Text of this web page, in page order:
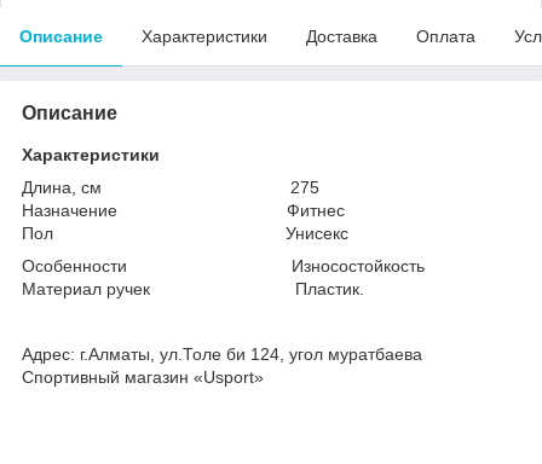
Описание Характеристики Доставка Оплата
Описание
Характеристики
Длина, см 275
Назначение Фитнес
Пол Унисекс
Особенности Износостойкость
Материал ручек Пластик.
Адрес: г.Алматы, ул.Толе би 124, угол муратбаева
Спортивный магазин «Usport»